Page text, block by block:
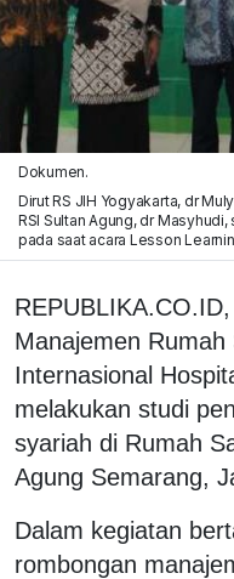
Dokumen.
Dirut RS JIH Yogyakarta, dr
RSI Sultan Agung, dr
pada saat acara Lesson
Manajemen
Internasional
melakukan studi
syariah di Rumah
Agung Semarang,
Dalam kegiatan
rombongan